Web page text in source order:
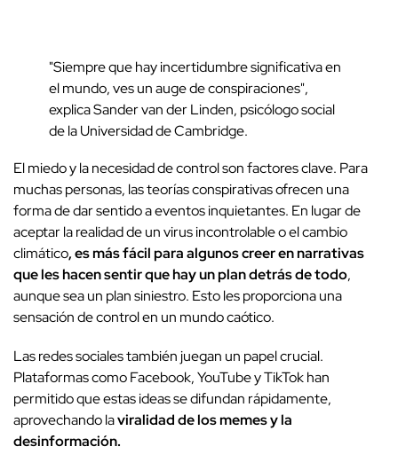
"Siempre que hay incertidumbre significativa en
el mundo, ves un auge de conspiraciones",
explica Sander van der Linden, psicólogo social
de la Universidad de Cambridge.
El miedo y la necesidad de control son factores clave. Para
muchas personas, las teorías conspirativas ofrecen una
forma de dar sentido a eventos inquietantes. En lugar de
aceptar la realidad de un virus incontrolable o el cambio
climático, es más fácil para algunos creer en narrativas
que les hacen sentir que hay un plan detrás de todo,
aunque sea un plan siniestro. Esto les proporciona una
sensación de control en un mundo caótico.
Las redes sociales también juegan un papel crucial.
Plataformas como Facebook, YouTube y TikTok han
permitido que estas ideas se difundan rápidamente,
aprovechando laviralidad de los memes y la
desinformación.